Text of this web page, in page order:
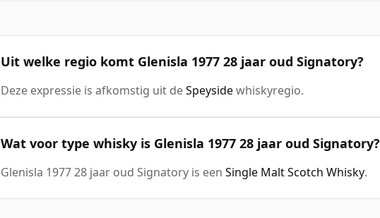
Uit welke regio komt Glenisla 1977 28 jaar oud Signatory?
Deze expressie is afkomstig uit deSpeysidewhiskyregio.
Wat voor type whisky is Glenisla 1977 28 jaar oud Signatory?
Glenisla 1977 28 jaar oud Signatory is een Single Malt Scotch Whisky.